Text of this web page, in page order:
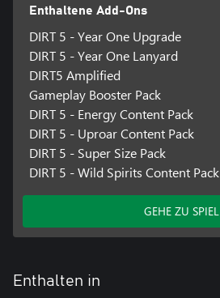
Enthaltene Add-Ons
DIRT 5 - Year One Upgrade
DIRT 5 - Year One Lanyard
DIRT5 Amplified
Gameplay Booster Pack
DIRT 5 - Energy Content Pack
DIRT 5 - Uproar Content Pack
DIRT 5 - Super Size Pack
DIRT 5 - Wild Spirits Content Pack
GEHE ZU SPIEL
Enthalten in